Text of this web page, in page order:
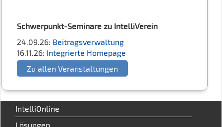
Schwerpunkt-Seminare zu IntelliVerein
24.09.26: Beitragsverwaltung
16.11.26: Integrierte Homepage
Zu allen Veranstaltungen
IntelliOnline
Lösungen